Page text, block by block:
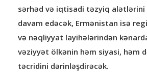
sərhəd və iqtisadi təzyiq alətlərini
davam edəcək, Ermənistan isə
və nəqliyyat layihələrindən
vəziyyət ölkənin həm siyasi, həm
təcridini dərinləşdirəcək.